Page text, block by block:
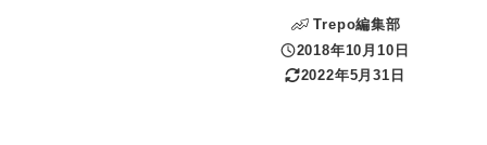
Trepo編集部
投稿日
2018年10月10日
更新日
2022年5月31日